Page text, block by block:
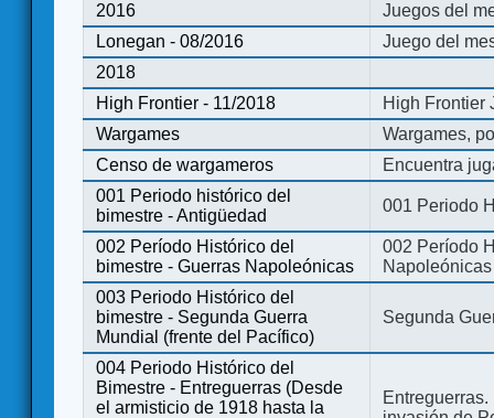
2016
Juegos del
Lonegan - 08/2016
Juego del
2018
High Frontier - 11/2018
High Frontier
Wargames
Wargames,
Censo de wargameros
Encuentra
001 Periodo histórico del
bimestre - Antigüedad
001 Periodo
002 Período Histórico del
bimestre - Guerras Napoleónicas
002 Período
Napoleónicas
003 Periodo Histórico del
bimestre - Segunda Guerra
Mundial (frente del Pacífico)
Segunda
004 Periodo Histórico del
Bimestre - Entreguerras (Desde
el armisticio de 1918 hasta la